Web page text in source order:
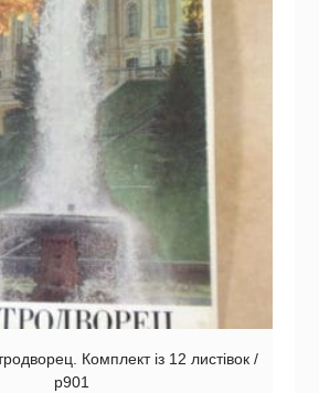
Комплект із 12 листівок /
р901